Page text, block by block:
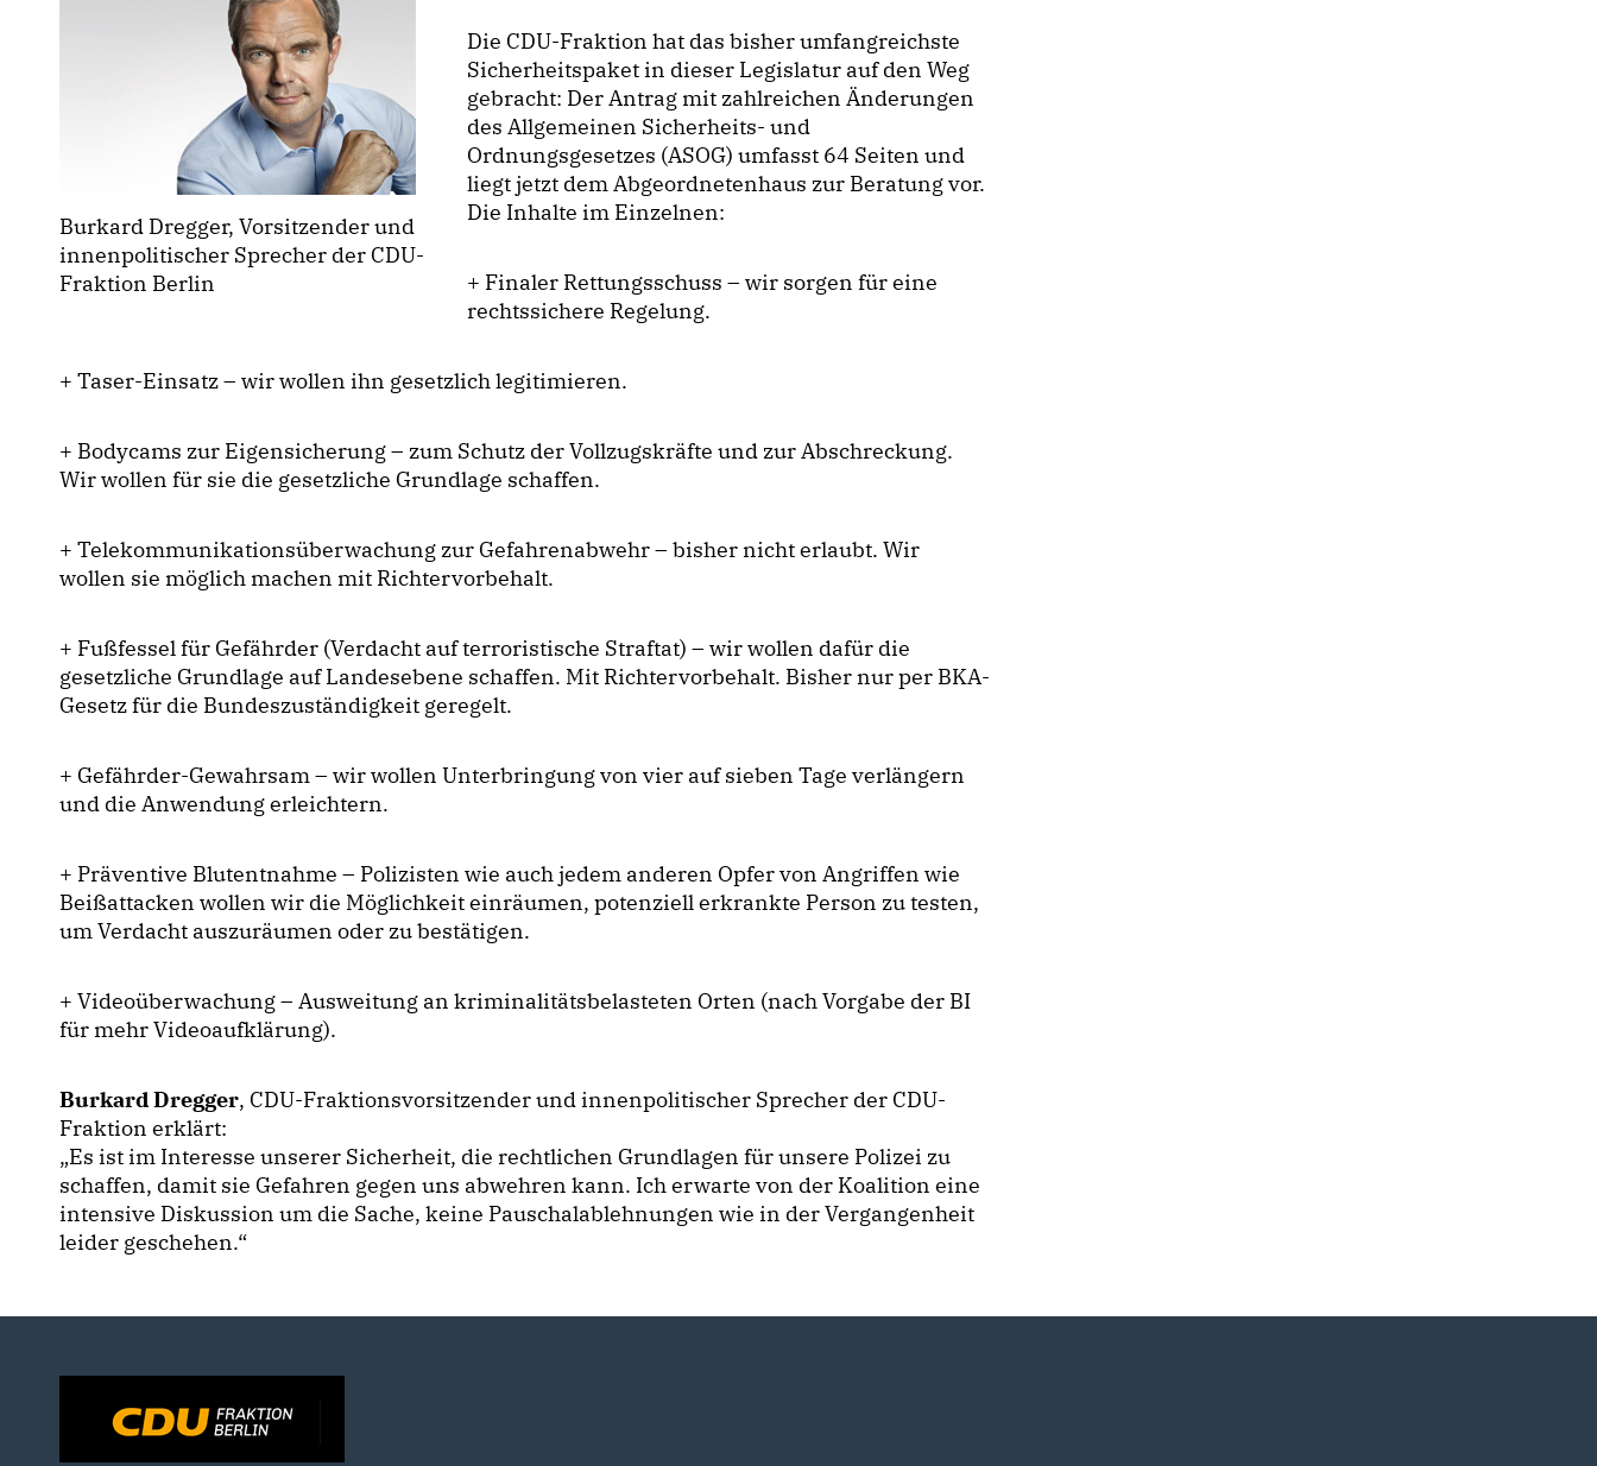
Burkard Dregger, Vorsitzender und
innenpolitischer Sprecher der CDU-
Fraktion Berlin
Die CDU-Fraktion hat das bisher umfangreichste
Sicherheitspaket in dieser Legislatur auf den Weg
gebracht: Der Antrag mit zahlreichen Änderungen
des Allgemeinen Sicherheits- und
Ordnungsgesetzes (ASOG) umfasst 64 Seiten und
liegt jetzt dem Abgeordnetenhaus zur Beratung vor.
Die Inhalte im Einzelnen:
+ Finaler Rettungsschuss – wir sorgen für eine
rechtssichere Regelung.
+ Taser-Einsatz – wir wollen ihn gesetzlich legitimieren.
+ Bodycams zur Eigensicherung – zum Schutz der Vollzugskräfte und zur Abschreckung.
Wir wollen für sie die gesetzliche Grundlage schaffen.
+ Telekommunikationsüberwachung zur Gefahrenabwehr – bisher nicht erlaubt. Wir
wollen sie möglich machen mit Richtervorbehalt.
+ Fußfessel für Gefährder (Verdacht auf terroristische Straftat) – wir wollen dafür die
gesetzliche Grundlage auf Landesebene schaffen. Mit Richtervorbehalt. Bisher nur per BKA-
Gesetz für die Bundeszuständigkeit geregelt.
+ Gefährder-Gewahrsam – wir wollen Unterbringung von vier auf sieben Tage verlängern
und die Anwendung erleichtern.
+ Präventive Blutentnahme – Polizisten wie auch jedem anderen Opfer von Angriffen wie
Beißattacken wollen wir die Möglichkeit einräumen, potenziell erkrankte Person zu testen,
um Verdacht auszuräumen oder zu bestätigen.
+ Videoüberwachung – Ausweitung an kriminalitätsbelasteten Orten (nach Vorgabe der BI
für mehr Videoaufklärung).
Burkard Dregger, CDU-Fraktionsvorsitzender und innenpolitischer Sprecher der CDU-
Fraktion erklärt:
Es ist im Interesse unserer Sicherheit, die rechtlichen Grundlagen für unsere Polizei zu
schaffen, damit sie Gefahren gegen uns abwehren kann. Ich erwarte von der Koalition eine
intensive Diskussion um die Sache, keine Pauschalablehnungen wie in der Vergangenheit
leider geschehen.“